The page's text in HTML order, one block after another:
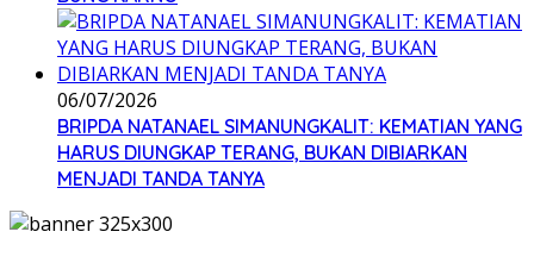
06/07/2026
BRIPDA NATANAEL SIMANUNGKALIT: KEMATIAN YANG
HARUS DIUNGKAP TERANG, BUKAN DIBIARKAN
MENJADI TANDA TANYA